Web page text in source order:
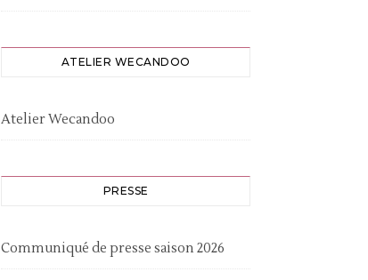
ATELIER WECANDOO
Atelier Wecandoo
PRESSE
Communiqué de presse saison 2026